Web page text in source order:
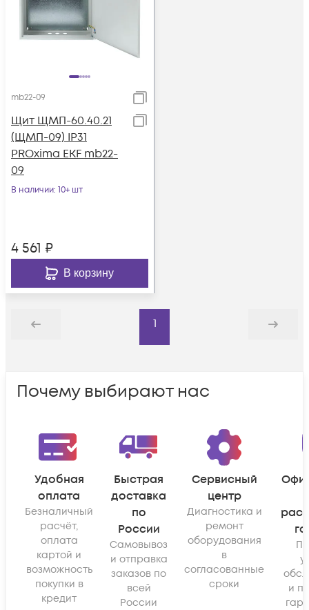
mb22-09
Щит ЩМП-60.40.21
(ЩМП-09) IP31
PROxima EKF mb22-
09
В наличии: 10+ шт
4 561 ₽
В корзину
Назад
1
Дальше
Почему выбирают нас
Удобная
оплата
Безналичный
расчёт,
оплата
картой и
возможность
покупки в
кредит
Быстрая
доставка
по
России
Самовывоз
и отправка
заказов по
всей
России
Сервисный
центр
Диагностика и
ремонт
оборудования
в
согласованные
сроки
и